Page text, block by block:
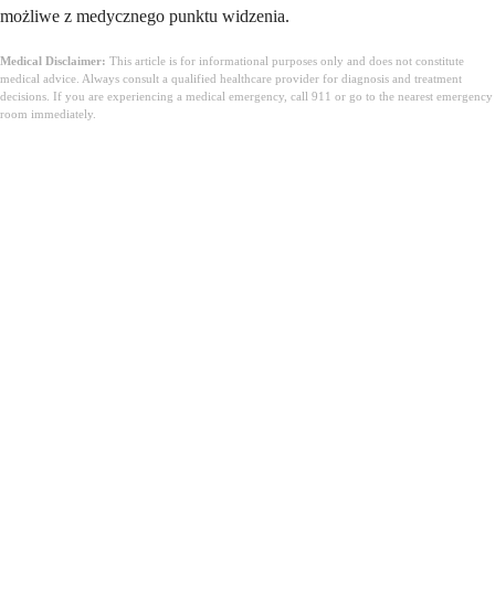
możliwe z medycznego punktu widzenia.
Medical Disclaimer: This article is for informational purposes only and does not constitute
medical advice. Always consult a qualified healthcare provider for diagnosis and treatment
decisions. If you are experiencing a medical emergency, call 911 or go to the nearest emergency
room immediately.